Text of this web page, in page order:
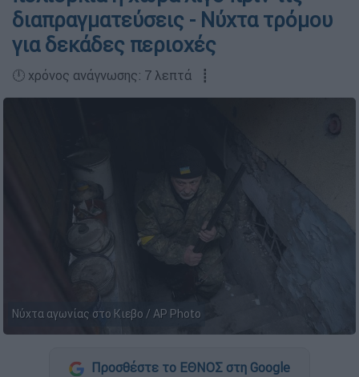
διαπραγματεύσεις - Νύχτα τρόμου
για δεκάδες περιοχές
🕛 χρόνος ανάγνωσης: 7 λεπτά ┋
Νύχτα αγωνίας στο Κιεβο / ΑP Photo
Προσθέστε το ΕΘΝΟΣ στη Google